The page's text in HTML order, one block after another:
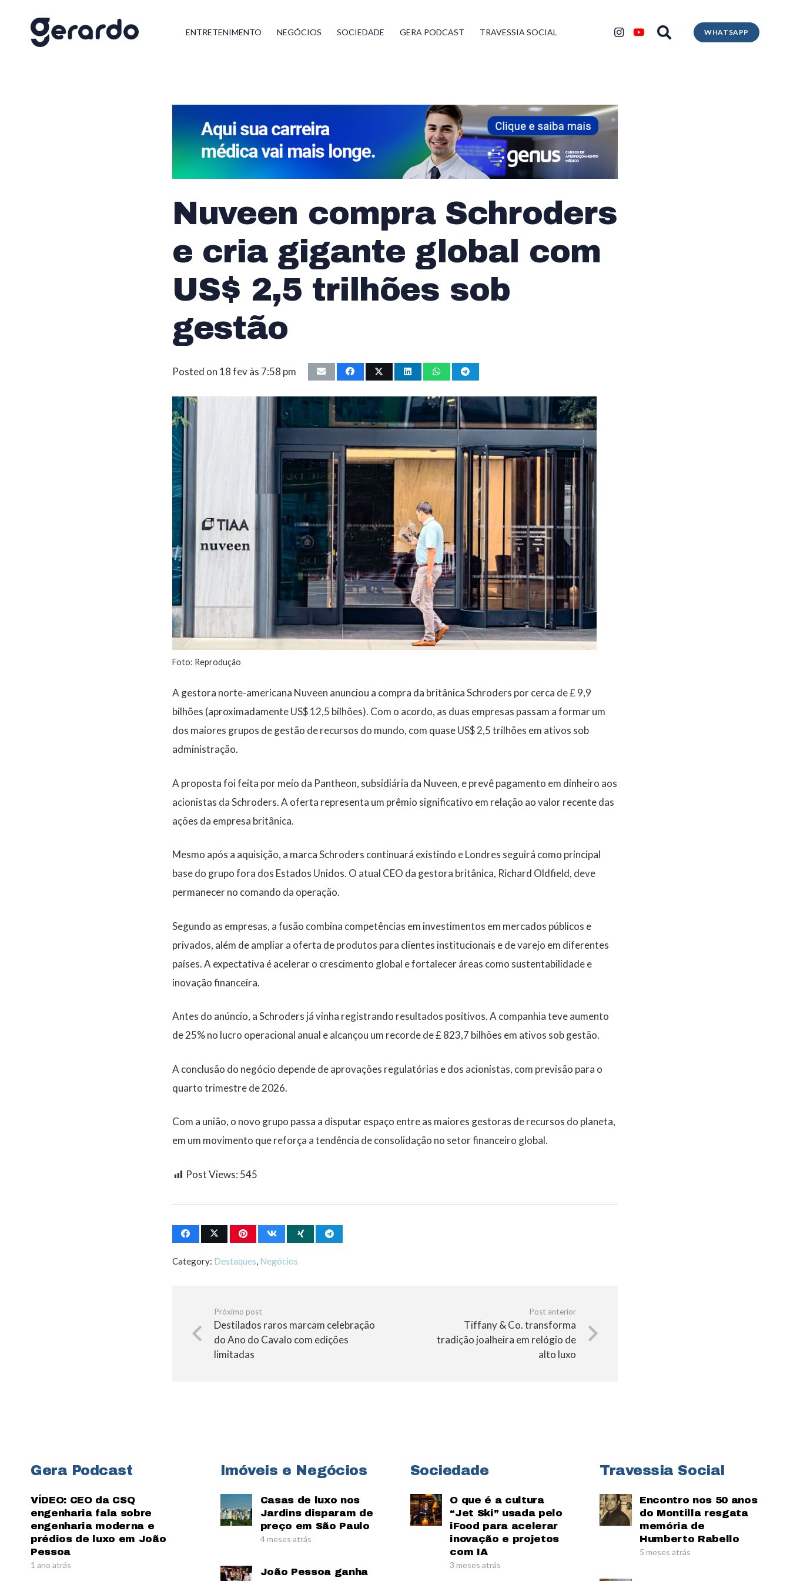
ENTRETENIMENTO NEGÓCIOS SOCIEDADE GERA PODCAST TRAVESSIA SOCIAL WHATSAPP
Nuveen compra Schroders
e cria gigante global com
US$ 2,5 trilhões sob
gestão
Posted on 18 fev às 7:58 pm
Foto: Reprodução
A gestora norte-americana Nuveen anunciou a compra da britânicaSchroders por cerca de£ 9,9
bilhões (aproximadamente US$ 12,5 bilhões). Com o acordo, as duas empresas passam a formar um
dos maiores grupos de gestão de recursos do mundo, com quaseUS$ 2,5 trilhões em ativos sob
administração.
A proposta foi feita por meio da Pantheon, subsidiária da Nuveen, e prevê pagamento em dinheiro aos
acionistas da Schroders. A oferta representa um prêmio significativo em relação ao valor recente das
ações da empresa britânica.
Mesmo após a aquisição, a marcaSchroders continuará existindo e Londres seguirá como principal
base do grupo fora dos Estados Unidos. O atual CEO da gestora britânica, Richard Oldfield, deve
permanecer no comando da operação.
Segundo as empresas, a fusão combina competências em investimentos em mercados públicos e
privados, além de ampliar a oferta de produtos para clientes institucionais e de varejo em diferentes
países. A expectativa é acelerar o crescimento global e fortalecer áreas como sustentabilidade e
inovação financeira.
Antes do anúncio, a Schroders já vinha registrando resultados positivos. A companhia teve aumento
de25% no lucro operacional anual e alcançou um recorde de£ 823,7 bilhões em ativos sob gestão.
A conclusão do negócio depende de aprovações regulatórias e dos acionistas, com previsão para o
quarto trimestre de 2026.
Com a união, o novo grupo passa a disputar espaço entre as maiores gestoras de recursos do planeta,
em um movimento que reforça a tendência de consolidação no setor financeiro global.
Post Views: 545
Category: Destaques, Negócios
Próximo post
Destilados raros marcam celebração
do Ano do Cavalo com edições
limitadas
Post anterior
Tiffany & Co. transforma
tradição joalheira em relógio de
alto luxo
Gera Podcast
VÍDEO: CEO da CSQ
engenharia fala sobre
engenharia moderna e
prédios de luxo em João
Pessoa
1 ano atrás
Imóveis e Negócios
Casas de luxo nos
Jardins disparam de
preço em São Paulo
4 meses atrás
João Pessoa ganha
Sociedade
O que é a cultura
“Jet Ski” usada pelo
iFood para acelerar
inovação e projetos
com IA
3 meses atrás
Travessia Social
Encontro nos 50 anos
do Montilla resgata
memória de
Humberto Rabello
5 meses atrás